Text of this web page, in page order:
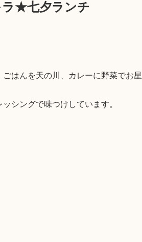
ラ★七夕ランチ
はんを天の川、カレーに野菜でお
シングで味つけしています。